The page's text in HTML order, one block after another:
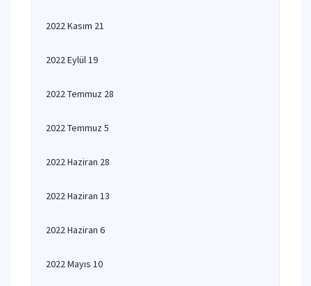
2022 Kasım 21
2022 Eylül 19
2022 Temmuz 28
2022 Temmuz 5
2022 Haziran 28
2022 Haziran 13
2022 Haziran 6
2022 Mayıs 10